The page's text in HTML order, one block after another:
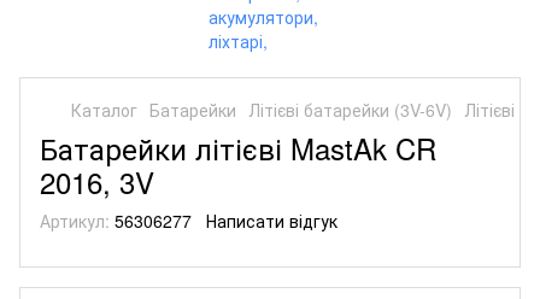
Каталог Батарейки Літієві батарейки (3V-6V) Літієві
Батарейки літієві MastAk CR
2016, 3V
Артикул: 56306277 Написати відгук